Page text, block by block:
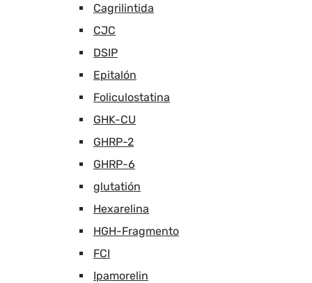
Cagrilintida
CJC
DSIP
Epitalón
Foliculostatina
GHK-CU
GHRP-2
GHRP-6
glutatión
Hexarelina
HGH-Fragmento
FCI
Ipamorelin